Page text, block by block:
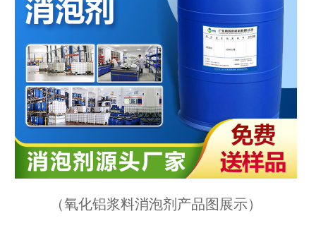
（氧化铝浆料消泡剂产品图展示）